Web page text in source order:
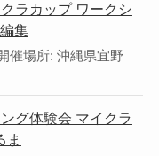
ラカップ ワークシ
集
催場所: 沖縄県宜野
グ体験会 マイクラ
ま